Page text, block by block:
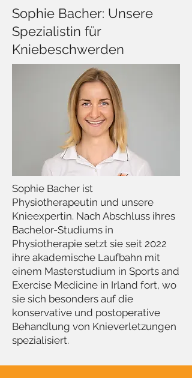
​​Sophie Bacher: Unsere
Spezialistin für
Kniebeschwerden
Sophie Bacher ist
Physiotherapeutin und unsere
Knieexpertin. Nach Abschluss ihres
Bachelor-Studiums in
Physiotherapie setzt sie seit 2022
ihre akademische Laufbahn mit
einem Masterstudium in Sports and
Exercise Medicine in Irland fort, wo
sie sich besonders auf die
konservative und postoperative
Behandlung von Knieverletzungen
spezialisiert.